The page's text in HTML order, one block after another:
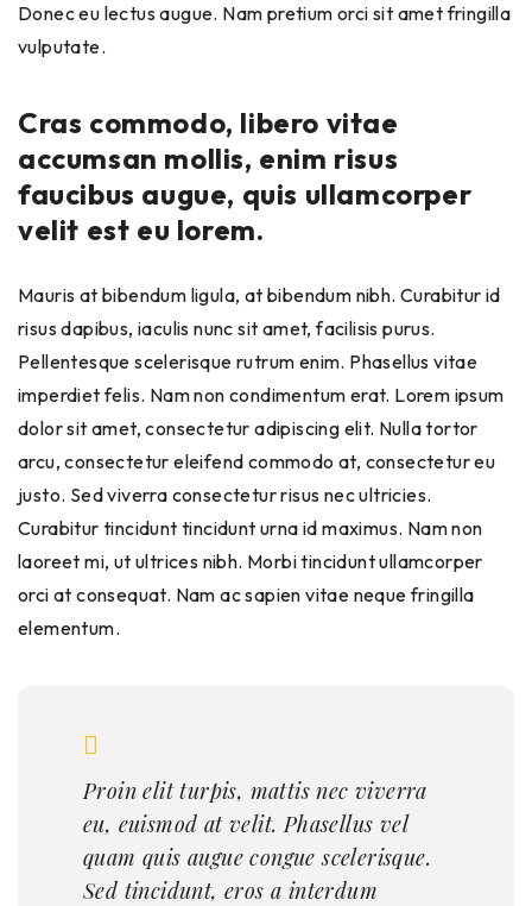
Donec eu lectus augue. Nam pretium orci sit amet fringilla
vulputate.
Cras commodo, libero vitae
accumsan mollis, enim risus
faucibus augue, quis ullamcorper
velit est eu lorem.
Mauris at bibendum ligula, at bibendum nibh. Curabitur id
risus dapibus, iaculis nunc sit amet, facilisis purus.
Pellentesque scelerisque rutrum enim. Phasellus vitae
imperdiet felis. Nam non condimentum erat. Lorem ipsum
dolor sit amet, consectetur adipiscing elit. Nulla tortor
arcu, consectetur eleifend commodo at, consectetur eu
justo. Sed viverra consectetur risus nec ultricies.
Curabitur tincidunt tincidunt urna id maximus. Nam non
laoreet mi, ut ultrices nibh. Morbi tincidunt ullamcorper
orci at consequat. Nam ac sapien vitae neque fringilla
elementum.
Proin elit turpis, mattis nec viverra
eu, euismod at velit. Phasellus vel
quam quis augue congue scelerisque.
Sed tincidunt, eros a interdum